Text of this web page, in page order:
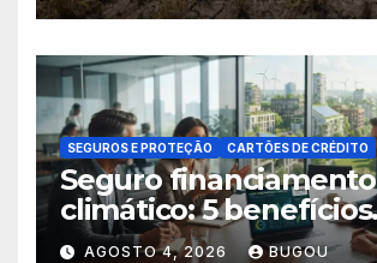
SEGUROS E PROTEÇÃO CARTÕES DE CRÉDITO
Seguro financiamento
climático: 5 benefícios
essenciais
AGOSTO 4, 2026 BUGOU